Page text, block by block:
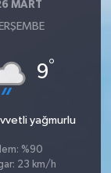
MART
9°
yağmurlu
%90
23 km/h